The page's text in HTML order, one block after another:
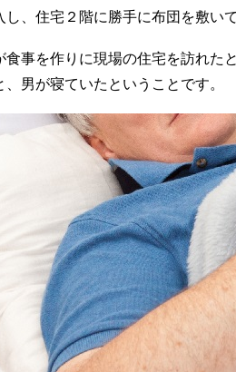
し、住宅２階に勝手に布団を敷い
食事を作りに現場の住宅を訪れた
、男が寝ていたということです。